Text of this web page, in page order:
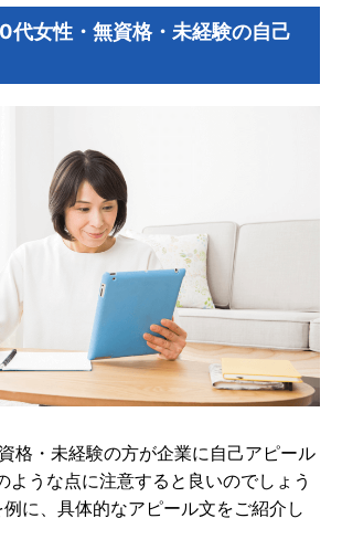
女性・無資格・未経験の自己
格・未経験の方が企業に自己アピール
ような点に注意すると良いのでしょう
に、具体的なアピール文をご紹介し